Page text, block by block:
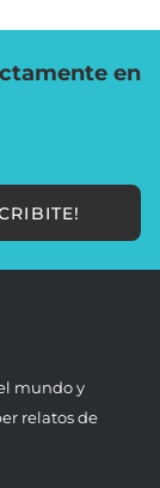
en
mundo y
relatos de